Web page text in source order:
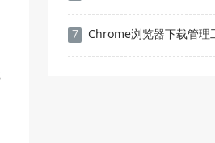
7 Chrome浏览器下载管理工具